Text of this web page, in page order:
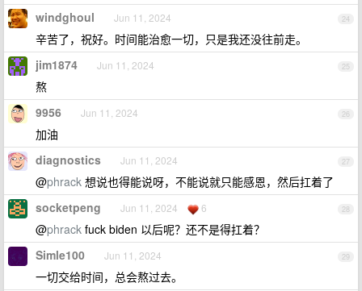
24
windghoul Jun 11, 2024
辛苦了，祝好。时间能治愈一切，只是我还没往前走。
25
jim1874 Jun 11, 2024
熬
26
9956 Jun 11, 2024
加油
27
diagnostics Jun 11, 2024
@phrack 想说也得能说呀，不能说就只能感恩，然后扛着了
28
socketpeng Jun 11, 2024 6
@phrack fuck biden 以后呢？还不是得扛着？
29
Simle100 Jun 11, 2024
一切交给时间，总会熬过去。